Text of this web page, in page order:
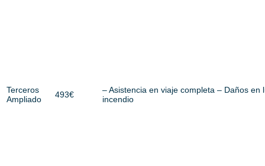
Terceros
Ampliado
493€
– Asistencia en viaje completa – Daños en
incendio